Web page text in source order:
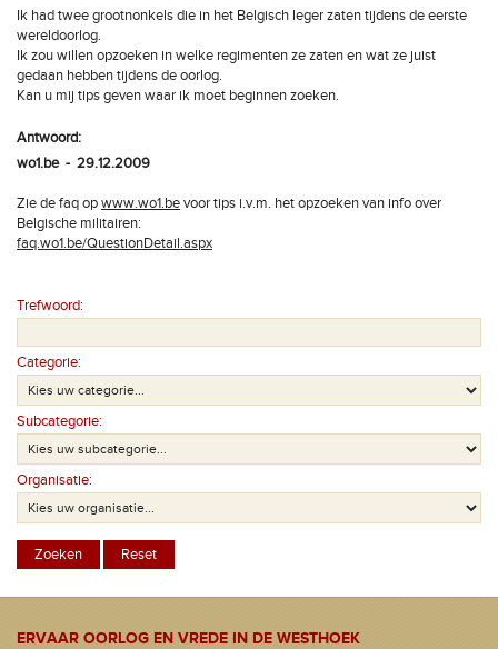
Ik had twee grootnonkels die in het Belgisch leger zaten tijdens de eerste
wereldoorlog.
Ik zou willen opzoeken in welke regimenten ze zaten en wat ze juist
gedaan hebben tijdens de oorlog.
Kan u mij tips geven waar ik moet beginnen zoeken.
Antwoord:
wo1.be - 29.12.2009
Zie de faq opwww.wo1.bevoor tips i.v.m. het opzoeken van info over
Belgische militairen:
faq.wo1.be/QuestionDetail.aspx
Trefwoord:
Categorie:
Subcategorie:
Organisatie:
ERVAAR OORLOG EN VREDE IN DE WESTHOEK